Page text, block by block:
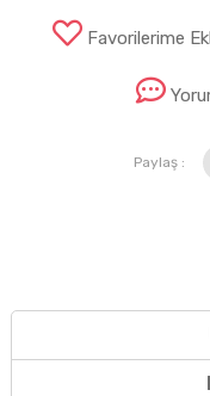
Favorilerime
Paylaş :